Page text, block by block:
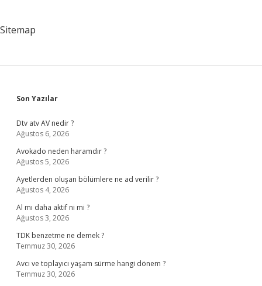
Sitemap
Sidebar
Son Yazılar
Dtv atv AV nedir ?
Ağustos 6, 2026
Avokado neden haramdır ?
Ağustos 5, 2026
Ayetlerden oluşan bölümlere ne ad verilir ?
Ağustos 4, 2026
Al mı daha aktif ni mi ?
Ağustos 3, 2026
TDK benzetme ne demek ?
Temmuz 30, 2026
Avcı ve toplayıcı yaşam sürme hangi dönem ?
Temmuz 30, 2026